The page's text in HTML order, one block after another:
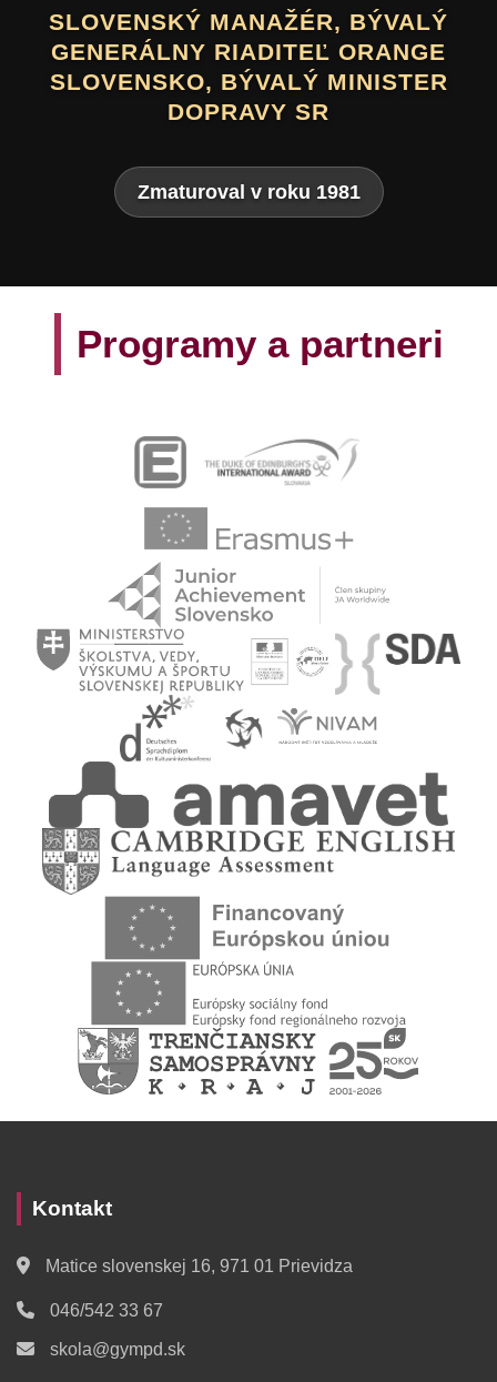
DRAMATIK, SCENÁRISTA, TEXTÁR,
VÝTVARNÍK A AUTOR LITERATÚRY
PRE DETI A MLÁDEŽ
Zmaturoval v roku 1975
Programy a partneri
Kontakt
Matice slovenskej 16, 971 01 Prievidza
046/542 33 67
skola@gympd.sk